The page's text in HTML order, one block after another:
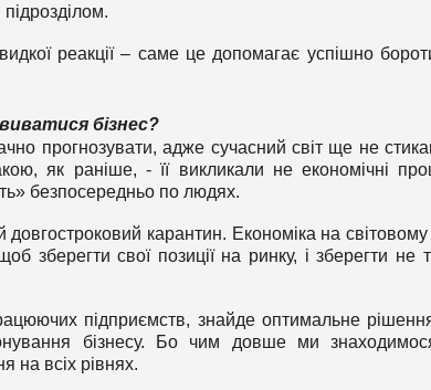
реакції – саме це допомагає успішно
бізнес?
прогнозувати, адже сучасний світ ще не
як раніше, - її викликали не економічні
безпосередньо по людях.
карантин. Економіка на світовому
свої позиції на ринку, і зберегти не
підприємств, знайде оптимальне
бізнесу. Бо чим довше ми
на всіх рівнях.